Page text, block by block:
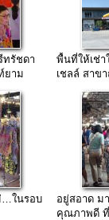
ทรัชดา
ยาม
พื้นที่ให้เช่
เชลล์ สาข
…ในรอบ
อยู่สอาด ม
คุณภาพดี ที่